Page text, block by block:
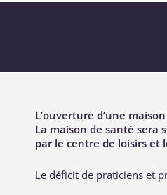
L’ouverture d’une
La maison de santé sera
par le centre de loisirs et
Le déficit de praticiens et